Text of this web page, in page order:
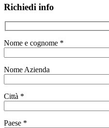
Richiedi info
Nome e cognome *
Nome Azienda
Città *
Paese *